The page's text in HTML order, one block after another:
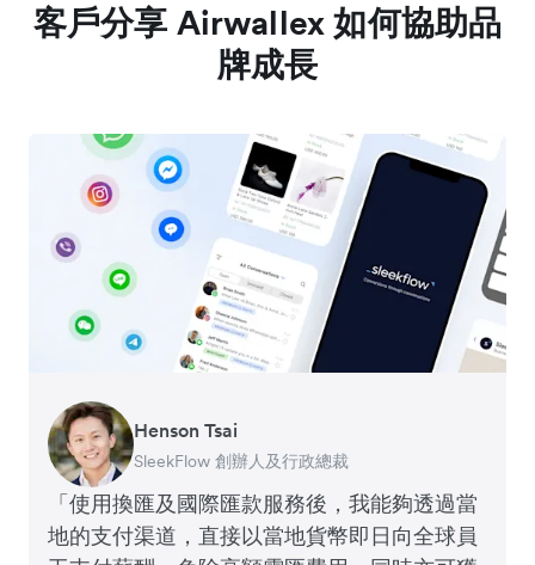
客戶分享 Airwallex 如何協助品
牌成長
「使用換匯及國際匯款服務後，我能夠透過當
地的支付渠道，直接以當地貨幣即日向全球員
Henson Tsai
SleekFlow 創辦人及行政總裁
Tomy Wu
MyiCellar 共同創辦人